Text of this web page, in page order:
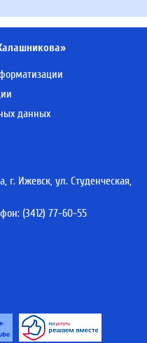
данных
г. Ижевск, ул. Студенческая,
(3412) 77-60-55